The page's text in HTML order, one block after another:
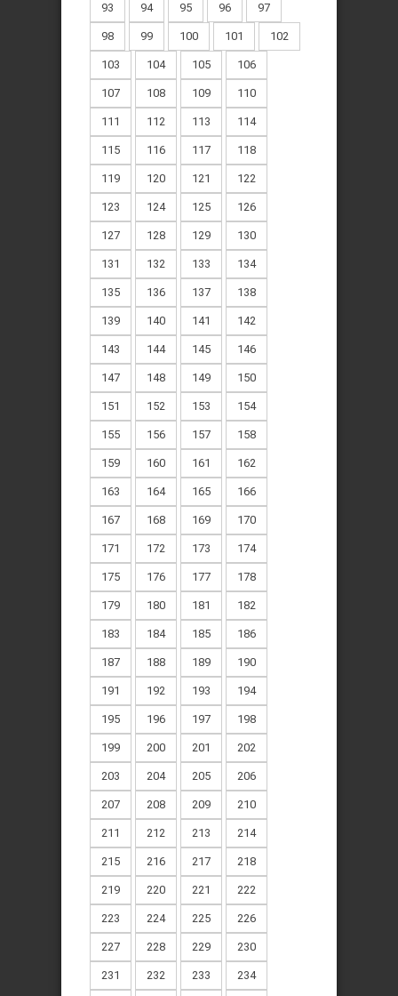
93 94 95 96 97
98 99 100 101 102
103 104 105 106
107 108 109 110
111 112 113 114
115 116 117 118
119 120 121 122
123 124 125 126
127 128 129 130
131 132 133 134
135 136 137 138
139 140 141 142
143 144 145 146
147 148 149 150
151 152 153 154
155 156 157 158
159 160 161 162
163 164 165 166
167 168 169 170
171 172 173 174
175 176 177 178
179 180 181 182
183 184 185 186
187 188 189 190
191 192 193 194
195 196 197 198
199 200 201 202
203 204 205 206
207 208 209 210
211 212 213 214
215 216 217 218
219 220 221 222
223 224 225 226
227 228 229 230
231 232 233 234